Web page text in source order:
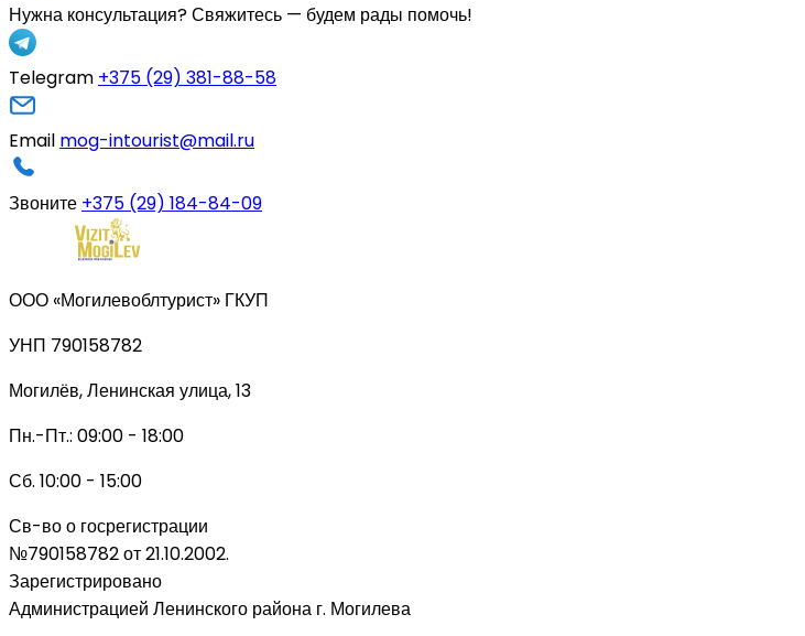
Нужна консультация?Свяжитесь — будем рады помочь!
Telegram +375 (29) 381-88-58
Email mog-intourist@mail.ru
Звоните +375 (29) 184-84-09
ООО «Могилевоблтурист» ГКУП
УНП 790158782
Могилёв, Ленинская улица, 13
Пн.-Пт.: 09:00 - 18:00
Сб. 10:00 - 15:00
Св-во о госрегистрации
№790158782 от 21.10.2002.
Зарегистрировано
Администрацией Ленинского района г. Могилева